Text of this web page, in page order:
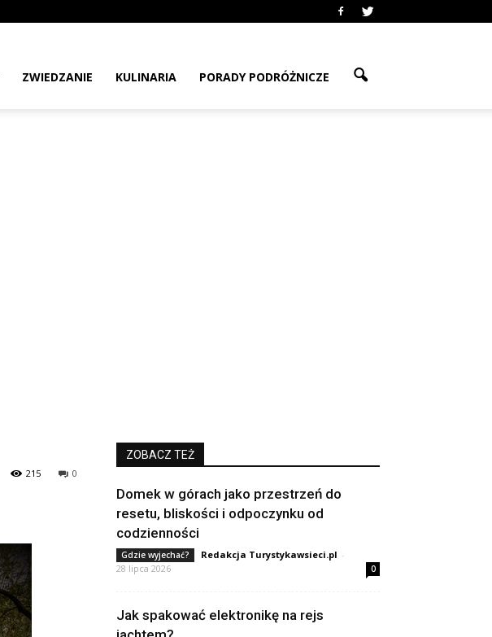
ZWIEDZANIE KULINARIA PORADY PODRÓŻNICZE
0
215
ZOBACZ TEŻ
Domek w górach jako przestrzeń do
resetu, bliskości i odpoczynku od
codzienności
Gdzie wyjechać? Redakcja Turystykawsieci.pl -
28 lipca 2026
0
Jak spakować elektronikę na rejs